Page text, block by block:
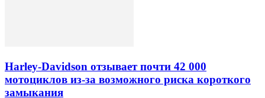
Harley-Davidson отзывает почти 42 000
мотоциклов из-за возможного риска короткого
замыкания